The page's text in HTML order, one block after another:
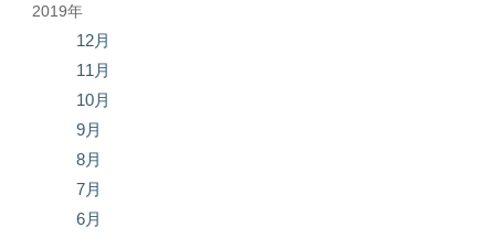
2019年
12月
11月
10月
9月
8月
7月
6月